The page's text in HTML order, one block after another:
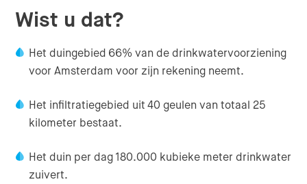
Wist u dat?
Het duingebied 66% van de drinkwatervoorziening
voor Amsterdam voor zijn rekening neemt.
Het infiltratiegebied uit 40 geulen van totaal 25
kilometer bestaat.
Het duin per dag 180.000 kubieke meter drinkwater
zuivert.